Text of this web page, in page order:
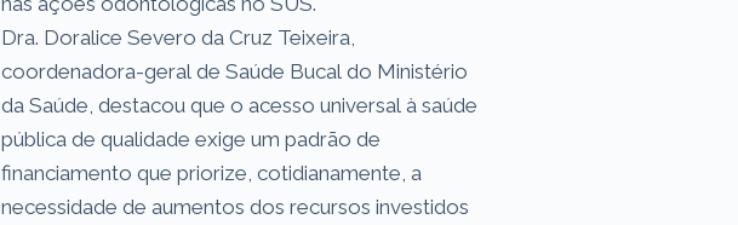
Dra. Doralice Severo da Cruz Teixeira,
coordenadora-geral de Saúde Bucal do Ministério
da Saúde, destacou que o acesso universal à saúde
pública de qualidade exige um padrão de
financiamento que priorize, cotidianamente, a
necessidade de aumentos dos recursos investidos